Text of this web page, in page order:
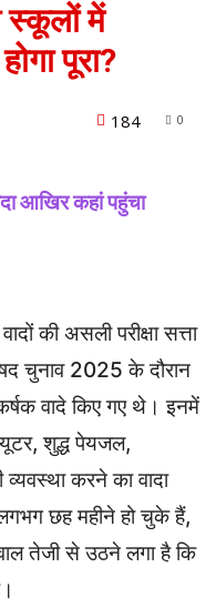
स्कूलों में
पूरा?
0
184
आखिर कहां पहुंचा
की असली परीक्षा सत्ता
चुनाव 2025 के दौरान
वादे किए गए थे। इनमें
शुद्ध पेयजल,
करने का वादा
छह महीने हो चुके हैं,
तेजी से उठने लगा है कि